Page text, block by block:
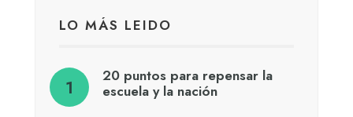
LO MÁS LEIDO
20 puntos para repensar la
escuela y la nación